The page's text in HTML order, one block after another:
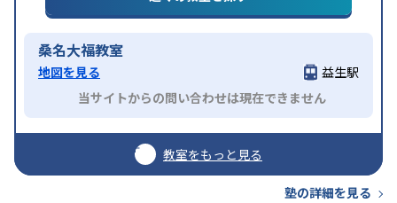
桑名大福教室
地図を見る
益生駅
当サイトからの問い合わせは現在できません
教室をもっと見る
塾の詳細を見る